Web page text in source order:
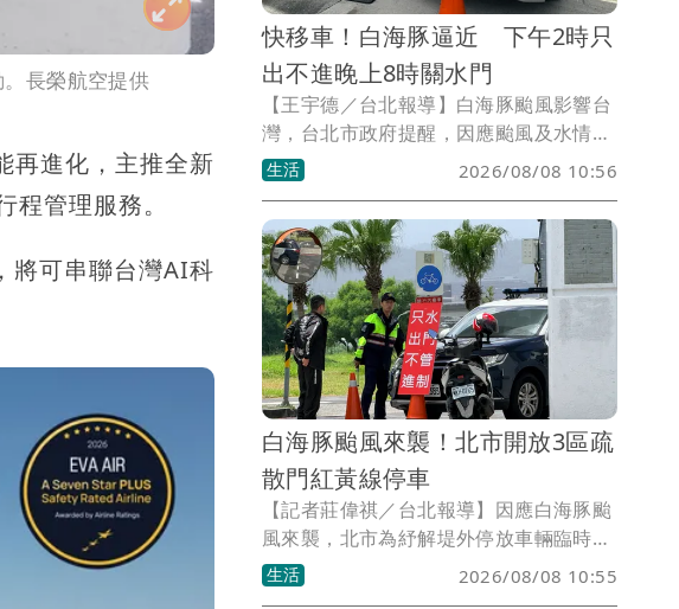
長榮航空提供
再進化，主推全新
管理服務。
將可串聯台灣AI科
快移車！白海豚逼近 下午2時只
出不進晚上8時關水門
【王宇德／台北報導】白海豚颱風影響台
灣，台北市政府提醒，因應颱風及水情變
化，今（8）日1下午2時起，基隆河中山
橋以下，以及淡水河沿線「新3-2華翠至
淡6敦煌」區域，將實施水門只出不進管
制，並自晚上8時起陸續關閉疏散門及越
堤坡道，呼籲民眾儘速將停放於河濱區域
的車輛移走，以免受困。
生活 2026/08/08 10:56
白海豚颱風來襲！北市開放3區疏
散門紅黃線停車
【記者莊偉祺／台北報導】因應白海豚颱
風來襲，北市為紓解堤外停放車輛臨時停
車需求，即刻起開放疏散門周邊區域8公
尺以上道路紅黃線（附條件）停車，包含
生活 2026/08/08 10:55